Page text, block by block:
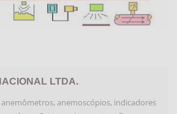
LTDA.
anemoscópios, indicadores